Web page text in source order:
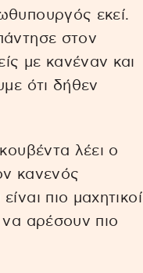
εκεί.
στον
με κανέναν και
ότι δήθεν
λέει ο
κανενός
πιο μαχητικοί
αρέσουν πιο